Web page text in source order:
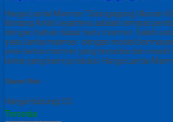
Harga Lantai Marmer Tulungagung Ukuran
Bintang Antik Sejahtera adalah tempat
dengan bahan dasar batu marmer. Salah
yaitu lantai marmer dengan model
jenis lantai marmer yang tersedia dan masih
lantai yang kami produksi. Harga Lantai
Share This :
Harga Hubungi CS
Tersedia